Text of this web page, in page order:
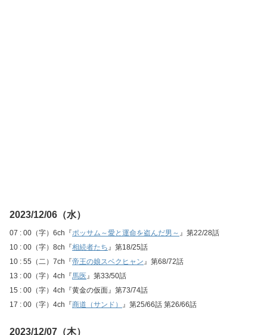
2023/12/06（水）
07 : 00（字）6ch『ポッサム～愛と運命を盗んだ男～ 』第22/28話
10 : 00（字）8ch『相続者たち』第18/25話
10 : 55（二）7ch『帝王の娘スベクヒャン』第68/72話
13 : 00（字）4ch『馬医』第33/50話
15 : 00（字）4ch『黄金の仮面』第73/74話
17 : 00（字）4ch『商道（サンド） 』第25/66話 第26/66話
2023/12/07（木）